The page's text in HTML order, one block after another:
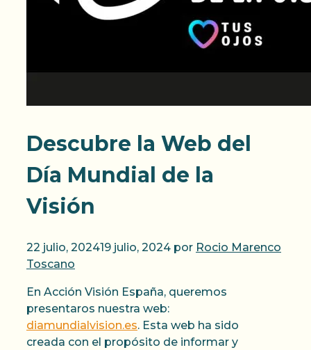
Descubre la Web del
Día Mundial de la
Visión
22 julio, 202419 julio, 2024 por Rocio Marenco
Toscano
En Acción Visión España, queremos
presentaros nuestra web:
diamundialvision.es. Esta web ha sido
creada con el propósito de informar y